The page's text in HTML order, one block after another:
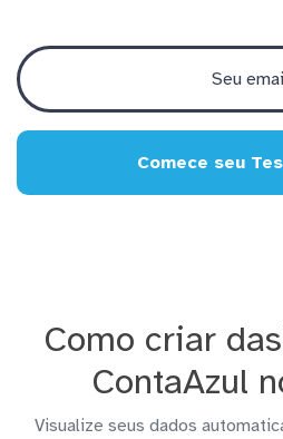
Comece seu
Como criar
ContaAzul
Visualize seus dados